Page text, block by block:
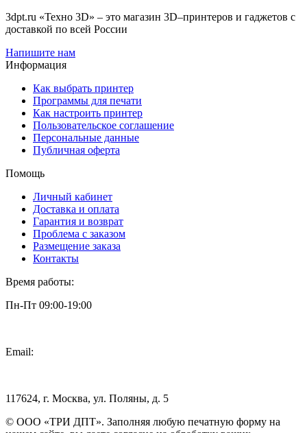
3dpt.ru «Техно 3D» – это магазин 3D–принтеров и гаджетов с
доставкой по всей России
Напишите нам
Информация
Как выбрать принтер
Программы для печати
Как настроить принтер
Пользовательское соглашение
Персональные данные
Публичная оферта
Помощь
Личный кабинет
Доставка и оплата
Гарантия и возврат
Проблема с заказом
Размещение заказа
Контакты
Время работы:
Пн-Пт 09:00-19:00
Email:
117624, г. Москва, ул. Поляны, д. 5
© ООО «ТРИ ДПТ». Заполняя любую печатную форму на